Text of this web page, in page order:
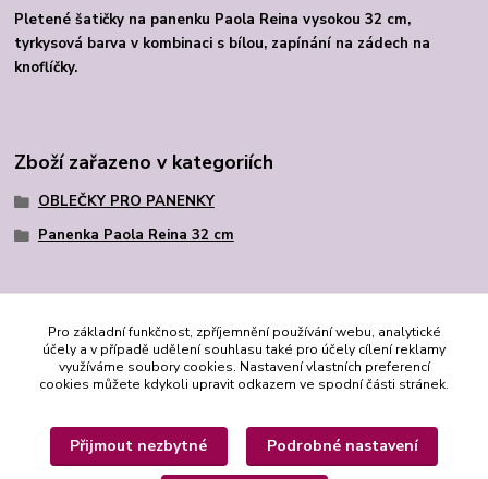
Pletené šatičky na panenku Paola Reina vysokou 32 cm,
tyrkysová barva v kombinaci s bílou, zapínání na zádech na
knoflíčky.
Zboží zařazeno v kategoriích
OBLEČKY PRO PANENKY
Panenka Paola Reina 32 cm
Pro základní funkčnost, zpříjemnění používání webu, analytické
účely a v případě udělení souhlasu také pro účely cílení reklamy
využíváme soubory cookies. Nastavení vlastních preferencí
cookies můžete kdykoli upravit odkazem ve spodní části stránek.
Přijmout nezbytné Podrobné nastavení